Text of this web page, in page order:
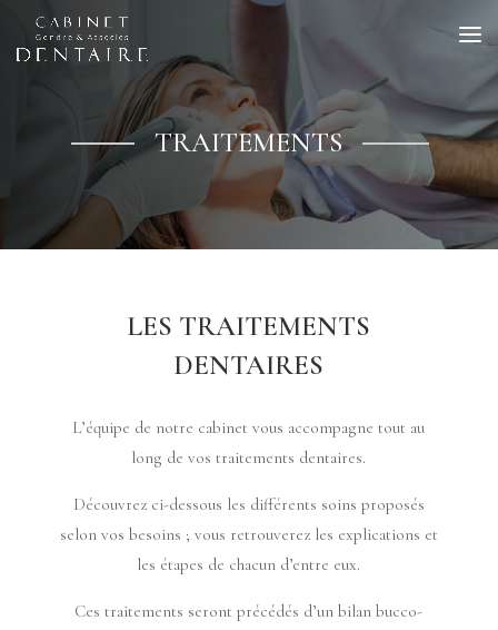
TRAITEMENTS
LES TRAITEMENTS
DENTAIRES
L’équipe de notre cabinet vous accompagne tout au
long de vos traitements dentaires.
Découvrez ci-dessous les différents soins proposés
selon vos besoins ; vous retrouverez les explications et
les étapes de chacun d’entre eux.
Ces traitements seront précédés d’un bilan bucco-